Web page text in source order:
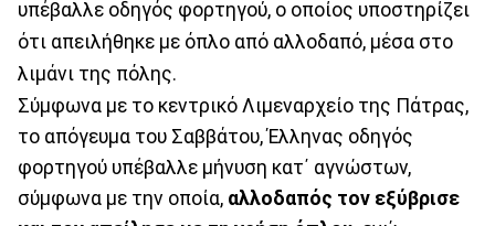
υπέβαλλε οδηγός φορτηγού, ο οποίος υποστηρίζει
ότι απειλήθηκε με όπλο από αλλοδαπό, μέσα στο
λιμάνι της πόλης.
Σύμφωνα με το κεντρικό Λιμεναρχείο της Πάτρας,
το απόγευμα του Σαββάτου, Έλληνας οδηγός
φορτηγού υπέβαλλε μήνυση κατ΄ αγνώστων,
σύμφωνα με την οποία, αλλοδαπός τον εξύβρισε